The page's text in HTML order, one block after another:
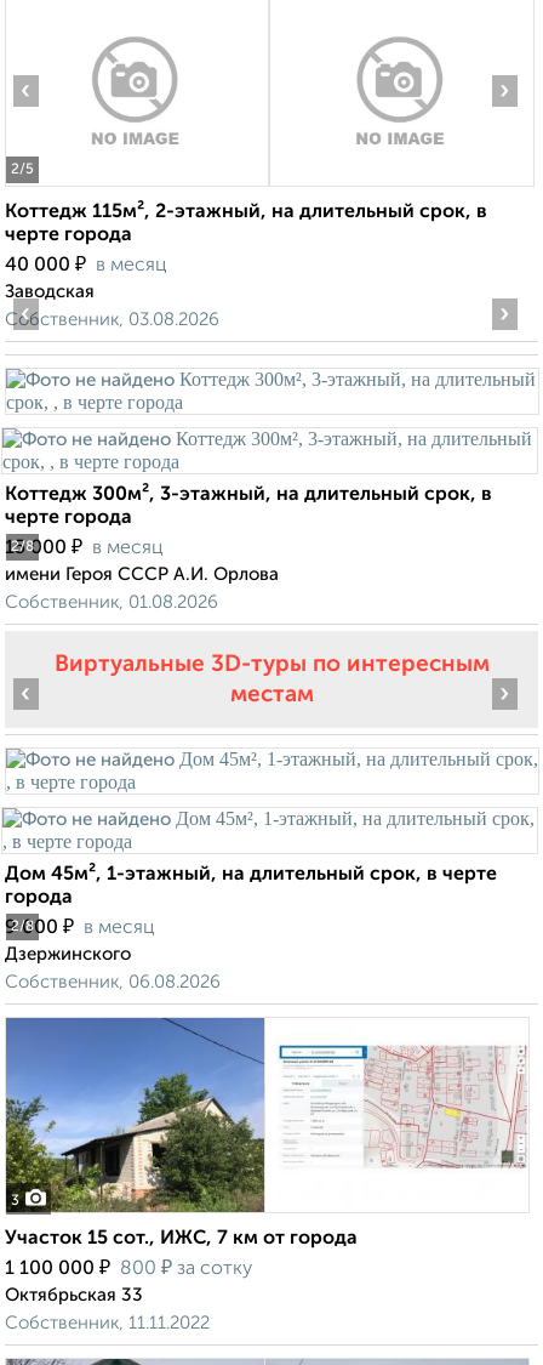
2/5
‹ ›
Коттедж 115м², 2-этажный, на длительный срок, в
черте города
40 000 ₽ в месяц
Заводская
Собственник, 03.08.2026
2/8
‹ ›
Коттедж 300м², 3-этажный, на длительный срок, в
черте города
15 000 ₽ в месяц
имени Героя СССР А.И. Орлова
Собственник, 01.08.2026
Виртуальные 3D-туры по интересным
местам
2/8
‹ ›
Дом 45м², 1-этажный, на длительный срок, в черте
города
9 000 ₽ в месяц
Дзержинского
Собственник, 06.08.2026
3
Участок 15 сот., ИЖС, 7 км от города
1 100 000 ₽ 800 ₽ за сотку
Октябрьская 33
Собственник, 11.11.2022